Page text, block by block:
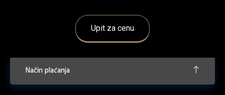
Način plaćanja
Upit za cenu